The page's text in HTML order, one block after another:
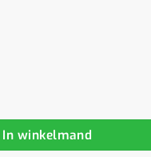
Bruine Afwerking 80 x
In winkelmand